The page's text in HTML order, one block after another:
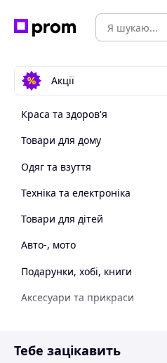
Акції
Краса та здоров'я
Товари для дому
Одяг та взуття
Техніка та електроніка
Товари для дітей
Авто-, мото
Подарунки, хобі, книги
Аксесуари та прикраси
Спорт і відпочинок
Тебе зацікавить